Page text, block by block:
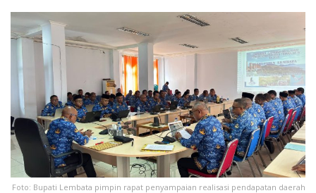
Foto: Bupati Lembata pimpin rapat penyampaian realisasi pendapatan daerah